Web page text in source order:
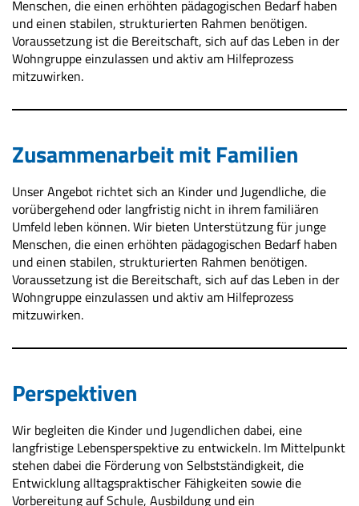
Menschen, die einen erhöhten pädagogischen Bedarf haben
und einen stabilen, strukturierten Rahmen benötigen.
Voraussetzung ist die Bereitschaft, sich auf das Leben in der
Wohngruppe einzulassen und aktiv am Hilfeprozess
mitzuwirken.
Zusammenarbeit mit Familien
Unser Angebot richtet sich an Kinder und Jugendliche, die
vorübergehend oder langfristig nicht in ihrem familiären
Umfeld leben können. Wir bieten Unterstützung für junge
Menschen, die einen erhöhten pädagogischen Bedarf haben
und einen stabilen, strukturierten Rahmen benötigen.
Voraussetzung ist die Bereitschaft, sich auf das Leben in der
Wohngruppe einzulassen und aktiv am Hilfeprozess
mitzuwirken.
Perspektiven
Wir begleiten die Kinder und Jugendlichen dabei, eine
langfristige Lebensperspektive zu entwickeln. Im Mittelpunkt
stehen dabei die Förderung von Selbstständigkeit, die
Entwicklung alltagspraktischer Fähigkeiten sowie die
Vorbereitung auf Schule, Ausbildung und ein